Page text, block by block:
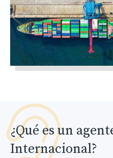
¿Qué es un
Internacional?